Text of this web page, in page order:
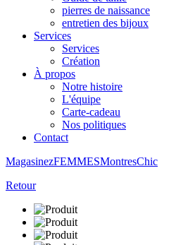
pierres de naissance
entretien des bijoux
Services
Services
Création
À propos
Notre histoire
L'équipe
Carte-cadeau
Nos politiques
Contact
MagasinezFEMMESMontresChic
Retour